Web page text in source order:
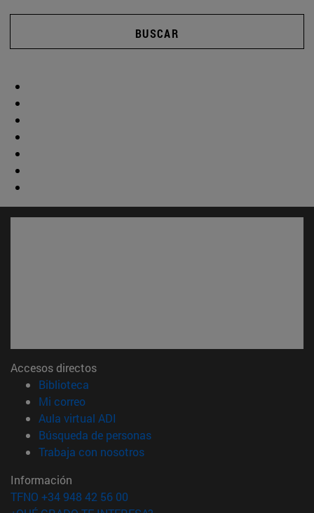
BUSCAR
Accesos directos
Biblioteca
Mi correo(abre en nueva ventana)
Aula virtual ADI
Búsqueda de personas(abre en nueva ventana)
Trabaja con nosotros(abre en nueva ventana)
Información
TFNO +34 948 42 56 00